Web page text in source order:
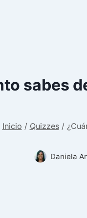
sabes
Inicio / Quizzes /
Daniela